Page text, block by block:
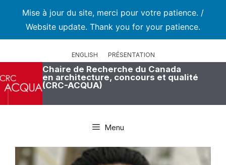
Mise à jour du site, merci pour votre patience. /
Website update. Thank you for your patience.
ENGLISH PRÉSENTATION
Chaire de Recherche du Canada
en architecture, concours et qualité
(CRC-ACQUA)
Menu